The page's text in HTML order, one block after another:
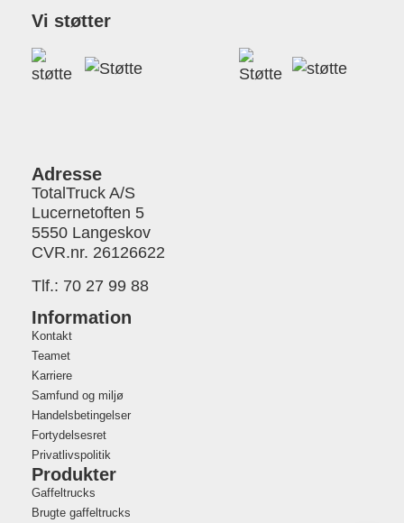
Vi støtter
Adresse
TotalTruck A/S
Lucernetoften 5
5550 Langeskov
CVR.nr. 26126622
Tlf.: 70 27 99 88
Information
Kontakt
Teamet
Karriere
Samfund og miljø
Handelsbetingelser
Fortydelsesret
Privatlivspolitik
Produkter
Gaffeltrucks
Brugte gaffeltrucks